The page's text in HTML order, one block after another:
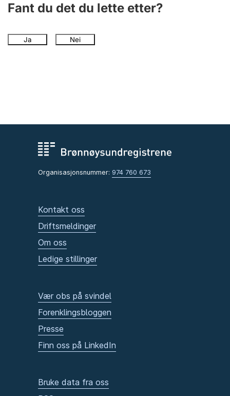
Fant du det du lette etter?
Ja Nei
Organisasjonsnummer: 974 760 673
Kontakt oss
Driftsmeldinger
Om oss
Ledige stillinger
Vær obs på svindel
Forenklingsbloggen
Presse
Finn oss på LinkedIn
Bruke data fra oss